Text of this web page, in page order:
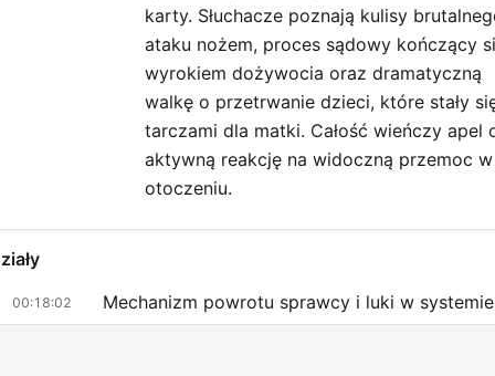
karty. Słuchacze poznają kulisy
ataku nożem, proces sądowy kończący
wyrokiem dożywocia oraz dramatyczną
walkę o przetrwanie dzieci, które stały
tarczami dla matki. Całość wieńczy apel
aktywną reakcję na widoczną przemoc w
otoczeniu.
00:18:02 Mechanizm powrotu sprawcy i luki w systemie